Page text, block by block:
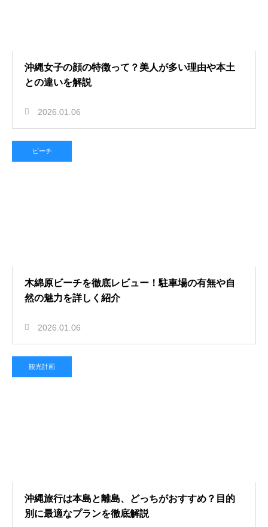
沖縄女子の顔の特徴って？美人が多い理由や本土
との違いを解説
2026.01.06
ビーチ
木綿原ビーチを徹底レビュー！駐車場の有無や自
然の魅力を詳しく紹介
2026.01.06
観光計画
沖縄旅行は本島と離島、どっちがおすすめ？目的
別に最適なプランを徹底解説